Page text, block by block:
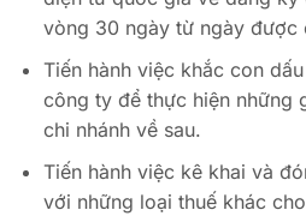
vòng 30 ngày từ ngày được
Tiến hành việc khắc con
công ty để thực hiện những
chi nhánh về sau.
Tiến hành việc kê khai và
với những loại thuế khác